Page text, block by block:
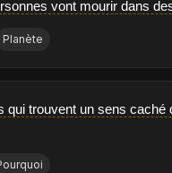
vont mourir dans
Planète
qui trouvent un sens caché